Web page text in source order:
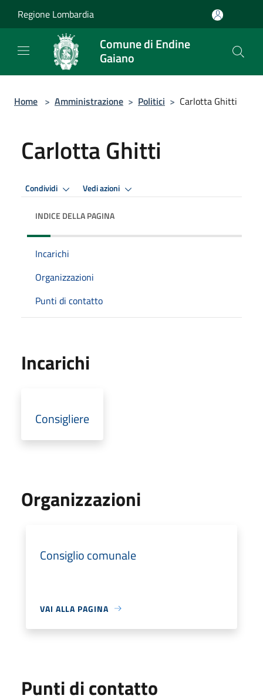
Regione Lombardia
Comune di Endine
Gaiano
Home > Amministrazione > Politici > Carlotta Ghitti
Carlotta Ghitti
Condividi Vedi azioni
INDICE DELLA PAGINA
Incarichi
Organizzazioni
Punti di contatto
Incarichi
Consigliere
Organizzazioni
Consiglio comunale
VAI ALLA PAGINA
Punti di contatto